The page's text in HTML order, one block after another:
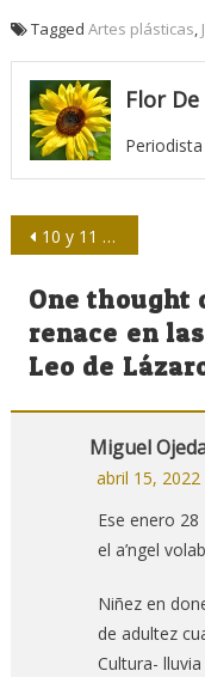
Tagged Artes plásticas
Flor De
Navegación
de
entradas
10 y 11 de abril en José Martí
One thought
renace en
Leo de
Miguel
abril 15,
Ese enero 28
el a’ngel
Niñez en
de adultez
Cultura-